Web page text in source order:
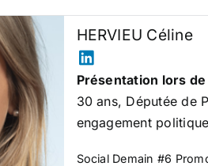
HERVIEU Céline
Présentation lors
30 ans, Députée de
engagement
Social Demain #6